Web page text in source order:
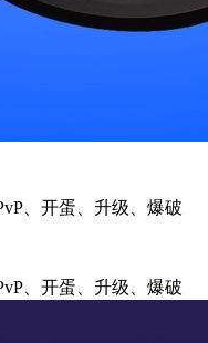
、开蛋、升级、爆破
、开蛋、升级、爆破